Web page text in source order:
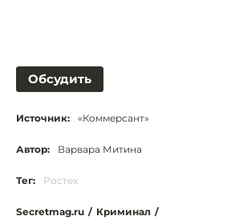
Обсудить
Источник: «Коммерсант»
Автор: Варвара Митина
Тег: Ростех
Secretmag.ru / Криминал /